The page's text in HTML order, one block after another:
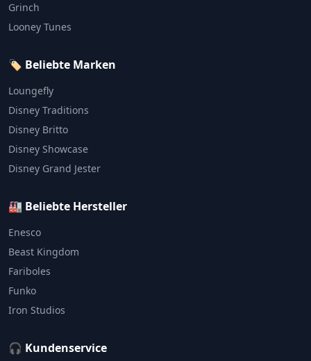
Grinch
Looney Tunes
🏷️ Beliebte Marken
Loungefly
Disney Traditions
Disney Britto
Disney Showcase
Disney Grand Jester
🏭 Beliebte Hersteller
Enesco
Beast Kingdom
Fariboles
Funko
Iron Studios
🎧 Kundenservice